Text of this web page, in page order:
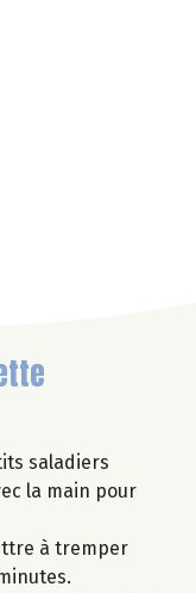
saladiers
la main pour
à tremper